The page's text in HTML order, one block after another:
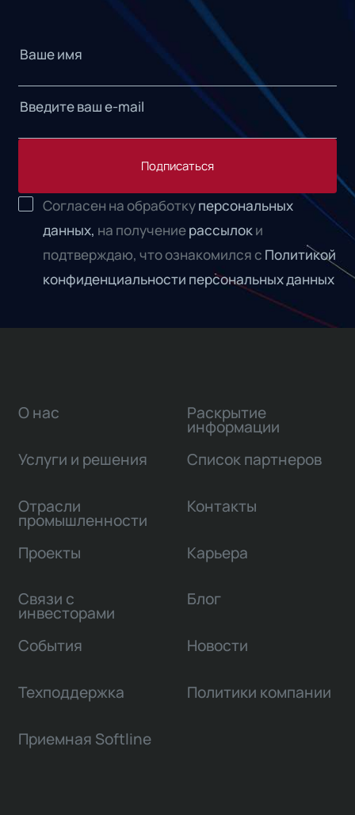
Подписаться
Согласен на обработкуперсональных
данных, на получениерассылоки
подтверждаю, что ознакомился с Политикой
конфиденциальности персональных данных
О нас
Услуги и решения
Отрасли
промышленности
Проекты
Связи с
инвесторами
Раскрытие
информации
Список партнеров
Контакты
Карьера
Блог
События Новости
Техподдержка Политики компании
Приемная Softline